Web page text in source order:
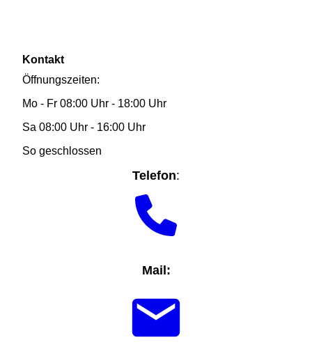
Kontakt
Öffnungszeiten:
Mo - Fr 08:00 Uhr - 18:00 Uhr
Sa 08:00 Uhr - 16:00 Uhr
So geschlossen
Telefon:
Mail: